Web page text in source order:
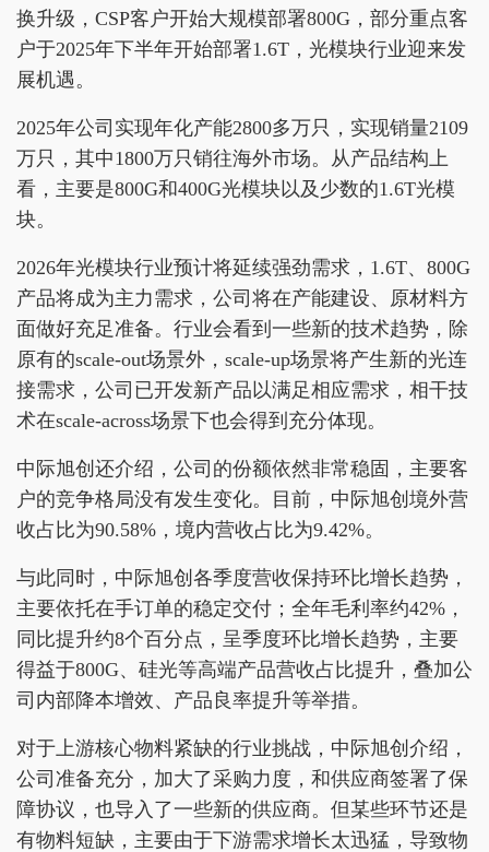
换升级，CSP客户开始大规模部署800G，部分重点客
户于2025年下半年开始部署1.6T，光模块行业迎来发
展机遇。
2025年公司实现年化产能2800多万只，实现销量2109
万只，其中1800万只销往海外市场。从产品结构上
看，主要是800G和400G光模块以及少数的1.6T光模
块。
2026年光模块行业预计将延续强劲需求，1.6T、800G
产品将成为主力需求，公司将在产能建设、原材料方
面做好充足准备。行业会看到一些新的技术趋势，除
原有的scale-out场景外，scale-up场景将产生新的光连
接需求，公司已开发新产品以满足相应需求，相干技
术在scale-across场景下也会得到充分体现。
中际旭创还介绍，公司的份额依然非常稳固，主要客
户的竞争格局没有发生变化。目前，中际旭创境外营
收占比为90.58%，境内营收占比为9.42%。
与此同时，中际旭创各季度营收保持环比增长趋势，
主要依托在手订单的稳定交付；全年毛利率约42%，
同比提升约8个百分点，呈季度环比增长趋势，主要
得益于800G、硅光等高端产品营收占比提升，叠加公
司内部降本增效、产品良率提升等举措。
对于上游核心物料紧缺的行业挑战，中际旭创介绍，
公司准备充分，加大了采购力度，和供应商签署了保
障协议，也导入了一些新的供应商。但某些环节还是
有物料短缺，主要由于下游需求增长太迅猛，导致物